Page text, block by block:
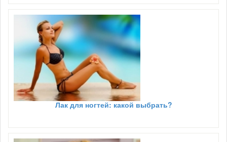
Лак для ногтей: какой выбрать?